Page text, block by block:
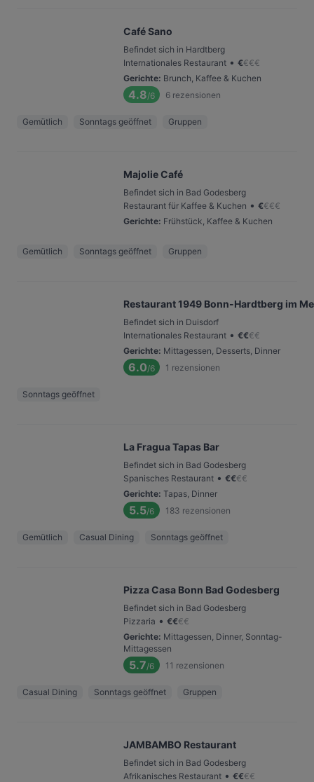
Café Sano
Befindet sich in Hardtberg
Internationales Restaurant • €€€€
Gerichte: Brunch, Kaffee & Kuchen
4.8/6 6 rezensionen
Gemütlich Sonntags geöffnet Gruppen
Majolie Café
Befindet sich in Bad Godesberg
Restaurant für Kaffee & Kuchen • €€€€
Gerichte: Frühstück, Kaffee & Kuchen
Gemütlich Sonntags geöffnet Gruppen
Restaurant 1949 Bonn-Hardtberg im
Befindet sich in Duisdorf
Internationales Restaurant • €€€€
Gerichte: Mittagessen, Desserts, Dinner
6.0/6 1 rezensionen
Sonntags geöffnet
La Fragua Tapas Bar
Befindet sich in Bad Godesberg
Spanisches Restaurant • €€€€
Gerichte: Tapas, Dinner
5.5/6 183 rezensionen
Gemütlich Casual Dining Sonntags geöffnet
Pizza Casa Bonn Bad Godesberg
Befindet sich in Bad Godesberg
Pizzaria • €€€€
Gerichte: Mittagessen, Dinner, Sonntag-
Mittagessen
5.7/6 11 rezensionen
Casual Dining Sonntags geöffnet Gruppen
JAMBAMBO Restaurant
Befindet sich in Bad Godesberg
Afrikanisches Restaurant • €€€€